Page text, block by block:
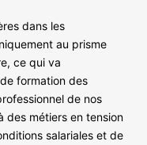
dans les
au prisme
ce qui va
formation des
de nos
des métiers en tension
salariales et de